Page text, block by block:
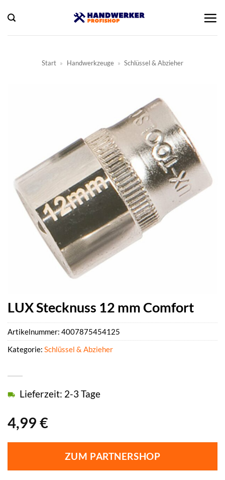
Inhalt
springen
Start » Handwerkzeuge » Schlüssel & Abzieher
LUX Stecknuss 12 mm Comfort
4,99 €
Lieferzeit: 2-3 Tage
ZUM PARTNERSHOP
Artikelnummer: 4007875454125
Kategorie: Schlüssel & Abzieher